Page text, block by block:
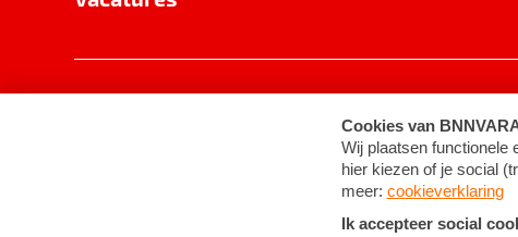
Cookie-instellingen Algemene